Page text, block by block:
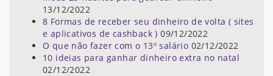
13/12/2022
8 Formas de receber seu dinheiro de volta ( sites
e aplicativos de cashback ) 09/12/2022
O que não fazer com o 13º salário 02/12/2022
10 ideias para ganhar dinheiro extra no natal
02/12/2022